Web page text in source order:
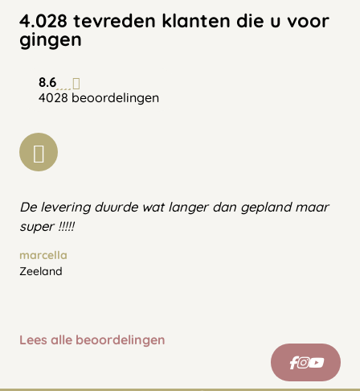
4.028 tevreden klanten die u voor
gingen
8.6
4028 beoordelingen
De levering duurde wat langer dan gepland maar
super !!!!!
marcella
Zeeland
Lees alle beoordelingen